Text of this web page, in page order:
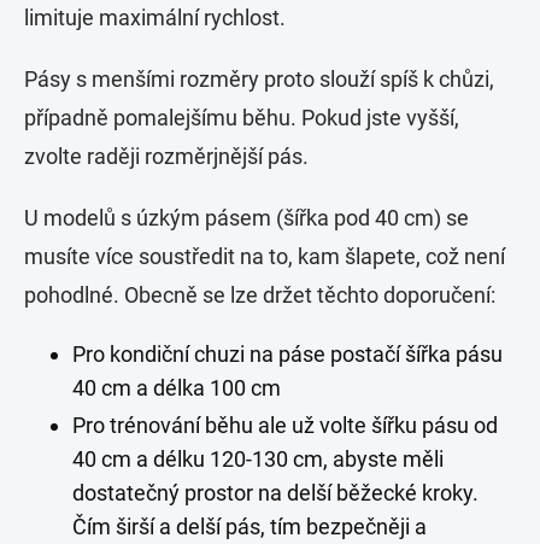
limituje maximální rychlost.
Pásy s menšími rozměry proto slouží spíš k chůzi,
případně pomalejšímu běhu. Pokud jste vyšší,
zvolte raději rozměrjnější pás.
U modelů s úzkým pásem (šířka pod 40 cm) se
musíte více soustředit na to, kam šlapete, což není
pohodlné. Obecně se lze držet těchto doporučení:
Pro kondiční chuzi na páse postačí šířka pásu
40 cm a délka 100 cm
Pro trénování běhu ale už volte šířku pásu od
40 cm a délku 120-130 cm, abyste měli
dostatečný prostor na delší běžecké kroky.
Čím širší a delší pás, tím bezpečněji a